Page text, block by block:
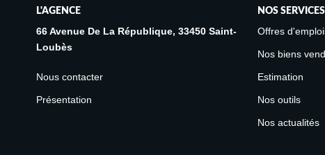
L'AGENCE
66 Avenue De La République, 33450 Saint-
Loubès
Nous contacter
Présentation
NOS SERVICES
Offres
Nos biens
Estimation
Nos outils
Nos actualités